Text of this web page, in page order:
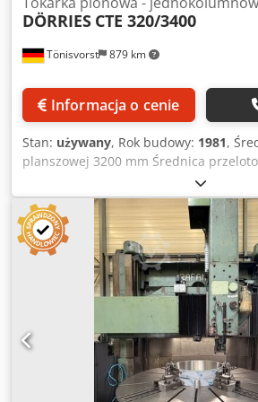
Tönisvorst 879 km
DÖRRIES CTE 320/3400
Informacja o cenie
Stan: używany, Rok budowy: 1981,
planszowej 3200 mm Średnica
Dodpfju Sbdgjx Aquekr Wysokość
Przesuw belki poprzecznej 1500 mm
suwaka 1250 mm Przesuw suportu
Siemens 8 T Zmieniacz narzędzi 16 szt.
t Zakres prędkości obrotowej
0,8–100 obr./min Posuw 0,0 mm/min
mm/min Moc napędu wrzeciona
maszyny ok. 70 t Zapotrzebowanie na
x 6,0 m Maszyna w doskonałym stanie!!
zostać opcjonalnie dostarczona z nową
elektryczną, włącznie ze sterowaniem
SINUMERIK 840D sl. Przebudowa